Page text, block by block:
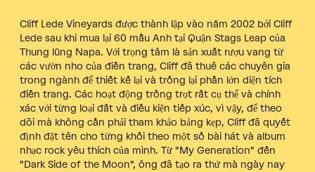
Cliff Lede Vineyards được thành lập vào năm 2002 bởi Cliff
Lede sau khi mua lại 60 mẫu Anh tại Quận Stags Leap của
Thung lũng Napa. Với trọng tâm là sản xuất rượu vang từ
các vườn nho của điền trang, Cliff đã thuê các chuyên gia
trong ngành để thiết kế lại và trồng lại phần lớn diện tích
điền trang. Các hoạt động trồng trọt rất cụ thể và chính
xác với từng loại đất và điều kiện tiếp xúc, vì vậy, để theo
dõi mà không cần phải tham khảo bảng kẹp, Cliff đã quyết
định đặt tên cho từng khối theo một số bài hát và album
nhạc rock yêu thích của mình. Từ "My Generation" đến
"Dark Side of the Moon", ông đã tạo ra thứ mà ngày nay